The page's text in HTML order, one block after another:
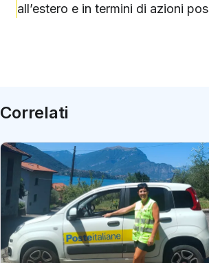
all’estero e in termini di azioni
Correlati